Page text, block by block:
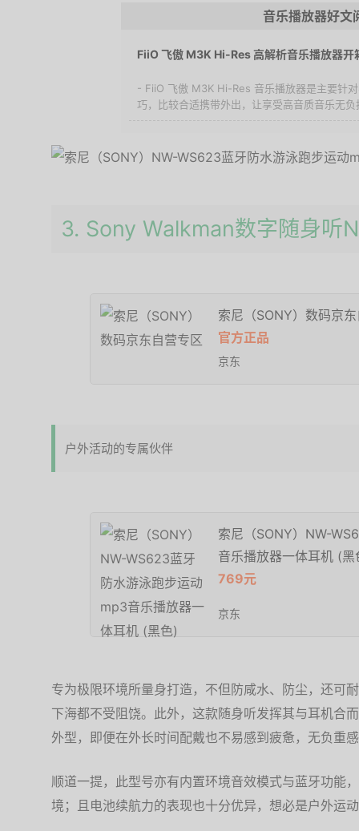
音乐播放器好文
FiiO 飞傲 M3K Hi-Res 高解析音乐播放器开
- FiiO 飞傲 M3K Hi-Res 音乐播放器是主要针
巧，比较合适携带外出，让享受高音质音乐无
3. Sony Walkman数字随身听
索尼（SONY）数码京
官方正品
京东
户外活动的专属伙伴
索尼（SONY）NW-
音乐播放器一体耳机 (黑
769元
京东
专为极限环境所量身打造，不但防咸水、防尘，还可
下海都不受阻饶。此外，这款随身听发挥其与耳机合
外型，即便在外长时间配戴也不易感到疲惫，无负重
顺道一提，此型号亦有内置环境音效模式与蓝牙功能
境；且电池续航力的表现也十分优异，想必是户外运